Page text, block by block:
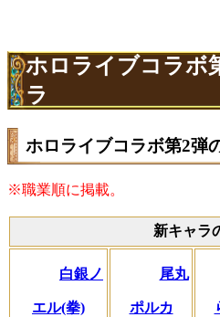
ホロライブコラボ
ラ
ホロライブコラボ第2弾
※職業順に掲載。
新キャラ
白銀ノ
エル(拳)
尾丸
ポルカ